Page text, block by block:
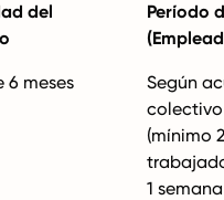
del
Período
6 meses
Según
(mínimo
1